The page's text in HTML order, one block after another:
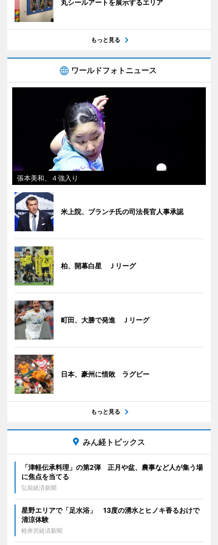
丸シールアートを展示するエリア
もっと見る
ワールドフォトニュース
張本美和、４強入り
米上院、ブランチ氏の司法長官人事承認
柏、開幕白星 Ｊリーグ
町田、大勝で発進 Ｊリーグ
日本、豪州に惜敗 ラグビー
もっと見る
みん経トピックス
「津軽伝承料理」の第2弾 正月や盆、農事など人が集う場
に焦点を当てる
弘前経済新聞
星野エリアで「足水浴」 13度の湧水とヒノキ香るおけで
清涼体験
軽井沢経済新聞